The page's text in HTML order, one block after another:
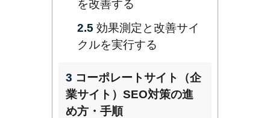
を改善する
2.5 効果測定と改善サイ
クルを実行する
3 コーポレートサイト（企
業サイト）SEO対策の進
め方・手順